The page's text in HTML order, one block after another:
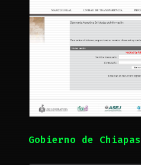
Gobierno de Chiapas